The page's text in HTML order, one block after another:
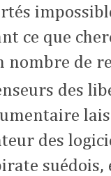
ce que
nombre de
des
des
suédois,